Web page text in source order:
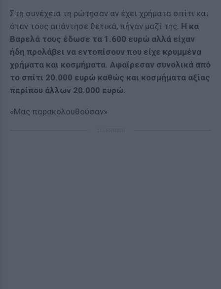
Στη συνέχεια τη ρώτησαν αν έχει χρήματα σπίτι και
όταν τους απάντησε θετικά, πήγαν μαζί της. Η κα
Βαρελά τους έδωσε τα 1.600 ευρώ αλλά είχαν
ήδη προλάβει να εντοπίσουν που είχε κρυμμένα
χρήματα και κοσμήματα. Αφαίρεσαν συνολικά από
το σπίτι 20.000 ευρώ καθώς και κοσμήματα αξίας
περίπου άλλων 20.000 ευρώ.
«Μας παρακολουθούσαν»